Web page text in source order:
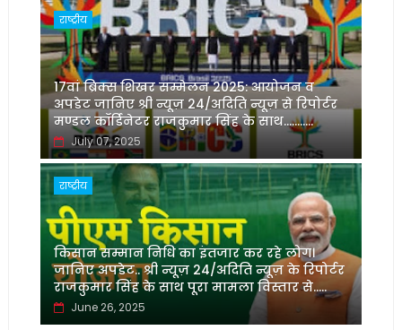
राष्ट्रीय
17वां ब्रिक्स शिखर सम्मेलन 2025: आयोजन व
अपडेट जानिए श्री न्यूज़ 24/अदिति न्यूज़ से रिपोर्टर
मण्डल कॉर्डिनेटर राजकुमार सिंह के साथ...........
July 07, 2025
राष्ट्रीय
किसान सम्मान निधि का इंतजार कर रहे लोग।
जानिए अपडेट.. श्री न्यूज़ 24/अदिति न्यूज़ के रिपोर्टर
राजकुमार सिंह के साथ पूरा मामला विस्तार से.....
June 26, 2025